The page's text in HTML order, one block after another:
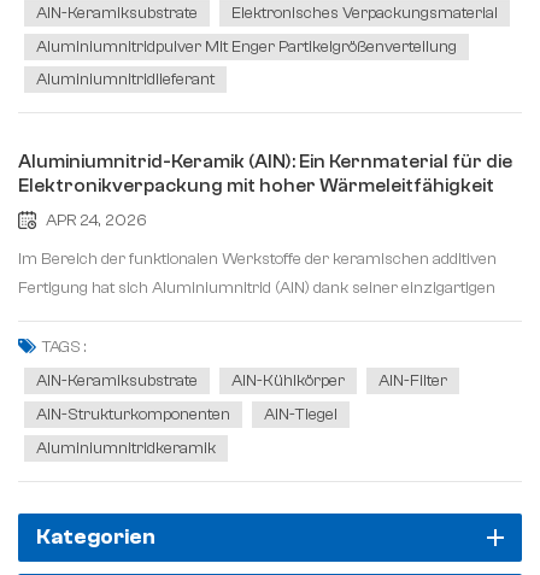
AlN-Keramiksubstrate
Elektronisches Verpackungsmaterial
Aluminiumnitridpulver Mit Enger Partikelgrößenverteilung
Aluminiumnitridlieferant
Aluminiumnitrid-Keramik (AlN): Ein Kernmaterial für die
Elektronikverpackung mit hoher Wärmeleitfähigkeit
APR 24, 2026
Im Bereich der funktionalen Werkstoffe der keramischen additiven
Fertigung hat sich Aluminiumnitrid (AlN) dank seiner einzigartigen
Kombination aus hoher Wärmeleitfähigkeit und hoher elektrischer
Isolation zu einem Kernwerkstoff für die Lösung von
Herausforderungen der Wärme...
TAGS :
AlN-Keramiksubstrate
AlN-Kühlkörper
AlN-Filter
AlN-Strukturkomponenten
AlN-Tiegel
Aluminiumnitridkeramik
Kategorien